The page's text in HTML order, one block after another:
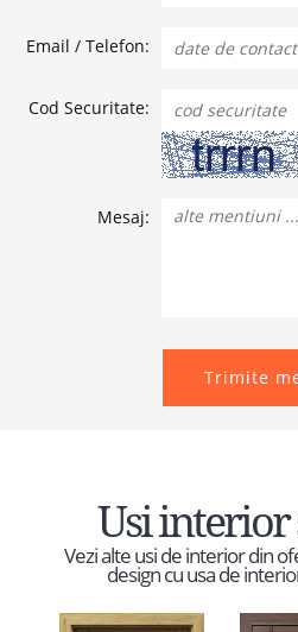
Email / Telefon:
Cod Securitate:
Mesaj:
Trimite
Usi
Vezi alte usi de interior din
design cu usa de